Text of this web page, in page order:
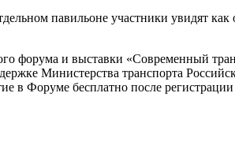
павильоне участники увидят
форума и выставки «Современный
Министерства транспорта
в Форуме бесплатно после регистрации